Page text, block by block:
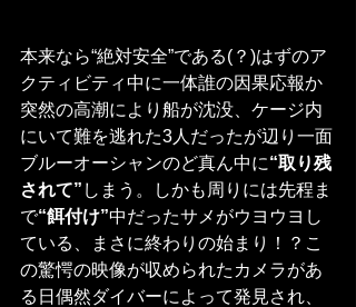
本来なら“絶対安全”である(？)はずのア
クティビティ中に一体誰の因果応報か
突然の高潮により船が沈没、ケージ内
にいて難を逃れた3人だったが辺り一面
ブルーオーシャンのど真ん中に“取り残
されて” しまう。しかも周りには先程ま
で“餌付け”中だったサメがウヨウヨし
ている、まさに終わりの始まり！？こ
の驚愕の映像が収められたカメラがあ
る日偶然ダイバーによって発見され、